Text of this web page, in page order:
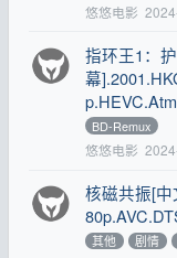
悠悠电影
指环王1：
幕
BD-Remux
悠悠电影
核磁共振[中
其他
剧情